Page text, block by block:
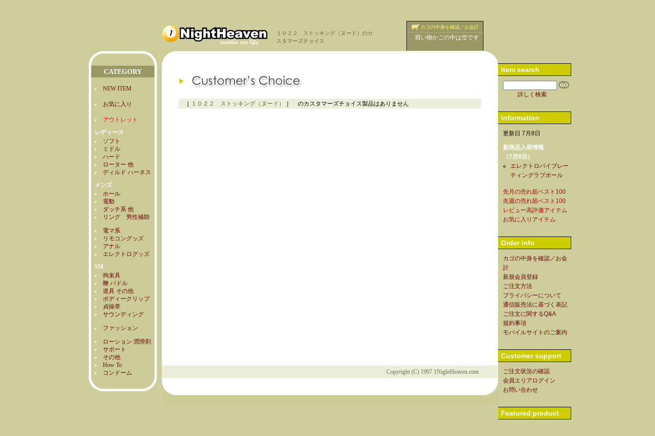
１０２２ ストッキング（ヌード）のカ
スタマーズチョイス
カゴの中身を確認／お会計
買い物かごの中は空です
CATEGORY
NEW ITEM
お気に入り
アウトレット
レディース
ソフト
ミドル
ハード
ローター 他
ディルド ハーネス
メンズ
ホール
電動
ダッチ系 他
リング 男性補助
電マ系
リモコングッズ
アナル
エレクトログッズ
SM
拘束具
鞭 パドル
道具 その他
ボディークリップ
貞操帯
サウンディング
ファッション
ローション 潤滑剤
サポート
その他
How To
コンドーム
［ １０２２ ストッキング（ヌード） ］ のカスタマーズチョイス製品はありません
Copyright (C) 1997 1NightHeaven.com
Item search
詳しく検索
Information
更新日 7月8日
新商品入荷情報
（7月8日）
エレクトロバイブレー
ティングラブボール
先月の売れ筋ベスト100
先週の売れ筋ベスト100
レビュー高評価アイテム
お気に入りアイテム
Order info
カゴの中身を確認／お会
計
新規会員登録
ご注文方法
プライバシーについて
通信販売法に基づく表記
ご注文に関するQ&A
規約事項
モバイルサイトのご案内
Customer support
ご注文状況の確認
会員エリアログイン
お問い合わせ
Featured product